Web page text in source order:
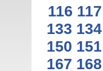
116 117
133 134
150 151
167 168